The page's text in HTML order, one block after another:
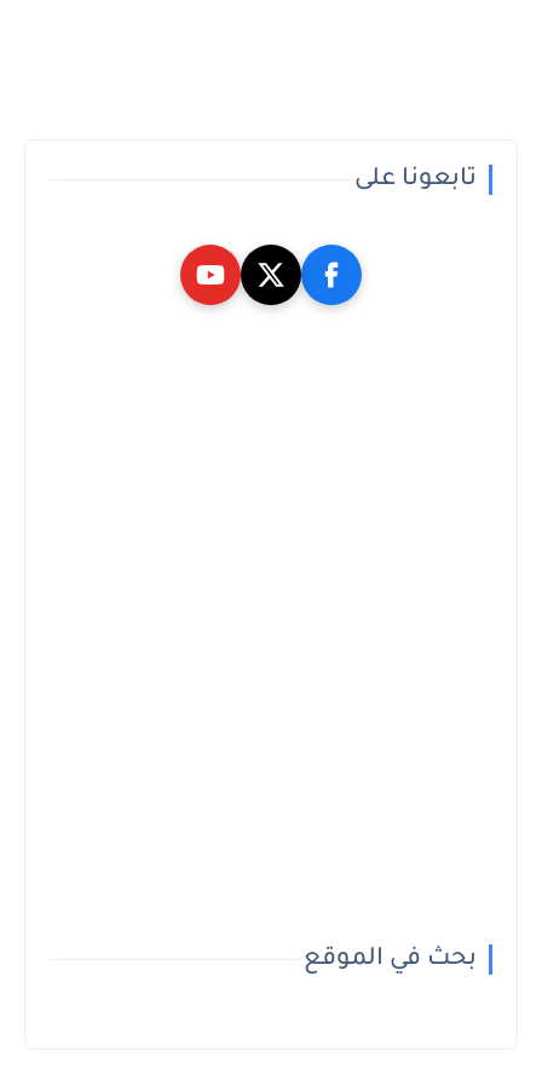
تابعونا على
بحث في الموقع